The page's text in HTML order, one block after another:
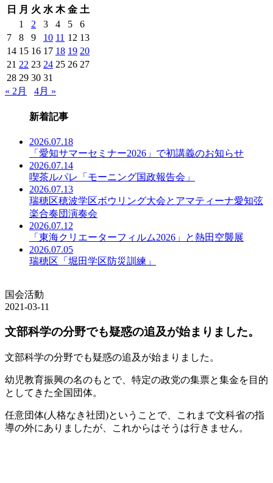
事
覧
日
月 火 水 木 金 土
1
2 3 4 5
6
7
8 9 10 11 12 13
14 15 16 17 18 19 20
21 22 23 24 25 26 27
28 29 30 31
« 2月
4月 »
新着記事
2026.07.18
「愛知サマーセミナー2026」で初講義のお知らせ
2026.07.14
喫茶ルパレ「モーニング国政報告会」
2026.07.13
瑞穂区穂波学区ボウリング大会とアマティーナ愛知弦
楽合奏団演奏会
2026.07.12
「東海クリエーターフィルム2026」と熱田空襲展
2026.07.05
瑞穂区「堀田学区防災訓練」
国会活動
2021-03-11
文部科学の分野でも疑惑の追及が始まりました。
文部科学の分野でも疑惑の追及が始まりました。
幼児教育振興の名のもとで、特定の政党の集票と集金を目的
としてきた全国団体。
任意団体(人格なき社団)ということで、これまで文科省の指
導の外にありましたが、これからはそうは行きません。